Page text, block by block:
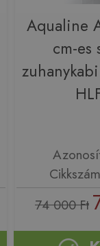
Aqualine
cm-es
74 000 Ft